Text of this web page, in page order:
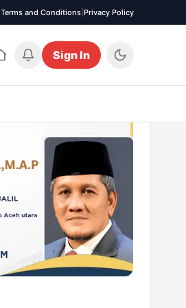
Terms and Conditions Privacy Policy
Sign In